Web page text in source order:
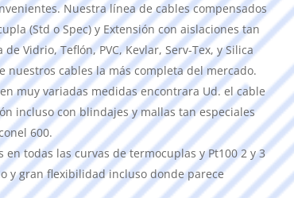
Nuestra línea de cables compensados
(Std o Spec) y Extensión con aislaciones tan
Vidrio, Teflón, PVC, Kevlar, Serv-Tex, y Silica
nuestros cables la más completa del mercado.
muy variadas medidas encontrara Ud. el cable
incluso con blindajes y mallas tan especiales
600.
en todas las curvas de termocuplas y Pt100 2 y 3
y gran flexibilidad incluso donde parece